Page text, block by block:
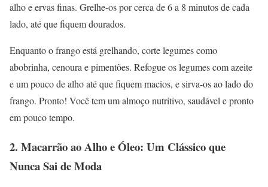
alho e ervas finas. Grelhe-os por cerca de 6 a 8 minutos de cada
lado, até que fiquem dourados.
Enquanto o frango está grelhando, corte legumes como
abobrinha, cenoura e pimentões. Refogue os legumes com azeite
e um pouco de alho até que fiquem macios, e sirva-os ao lado do
frango. Pronto! Você tem um almoço nutritivo, saudável e pronto
em pouco tempo.
2. Macarrão ao Alho e Óleo: Um Clássico que
Nunca Sai de Moda